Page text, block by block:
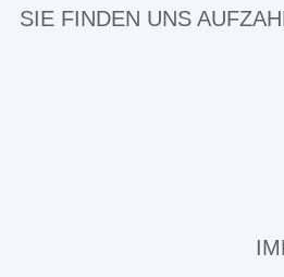
SIE FINDEN UNS AUF